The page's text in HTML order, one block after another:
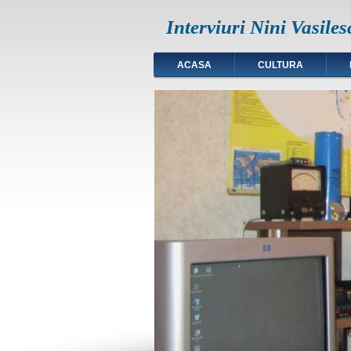
Interviuri Nini
ACASA CULTURA